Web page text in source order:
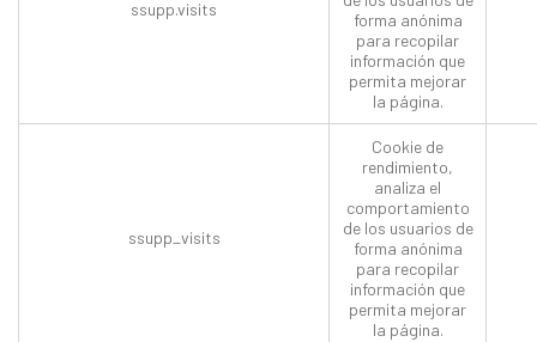
ssupp.visits
forma anónima
para recopilar
información que
permita mejorar
la página.
ssupp_visits
Cookie de
rendimiento,
analiza el
comportamiento
de los usuarios de
forma anónima
para recopilar
información que
permita mejorar
la página.